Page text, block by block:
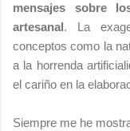
mensajes sobre
artesanal. La
conceptos como la
a la horrenda
el cariño en la
Siempre me he